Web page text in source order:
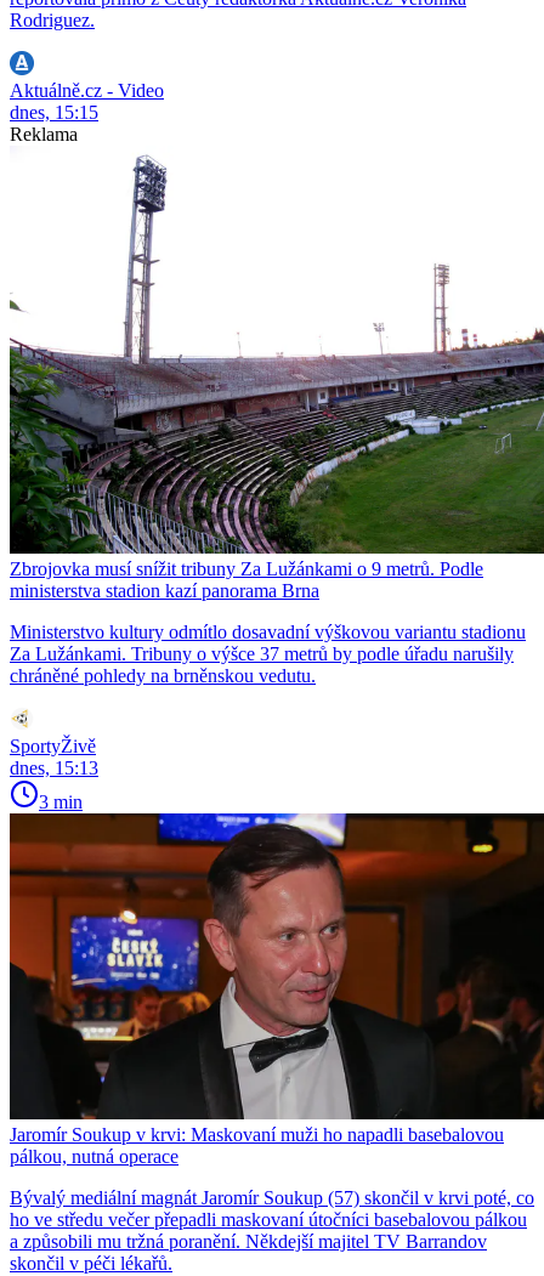
Rodriguez.
Aktuálně.cz - Video
dnes, 15:15
Reklama
Zbrojovka musí snížit tribuny Za Lužánkami o 9 metrů. Podle
ministerstva stadion kazí panorama Brna
Ministerstvo kultury odmítlo dosavadní výškovou variantu stadionu
Za Lužánkami. Tribuny o výšce 37 metrů by podle úřadu narušily
chráněné pohledy na brněnskou vedutu.
SportyŽivě
dnes, 15:13
3 min
Jaromír Soukup v krvi: Maskovaní muži ho napadli basebalovou
pálkou, nutná operace
Bývalý mediální magnát Jaromír Soukup (57) skončil v krvi poté, co
ho ve středu večer přepadli maskovaní útočníci basebalovou pálkou
a způsobili mu tržná poranění. Někdejší majitel TV Barrandov
skončil v péči lékařů.